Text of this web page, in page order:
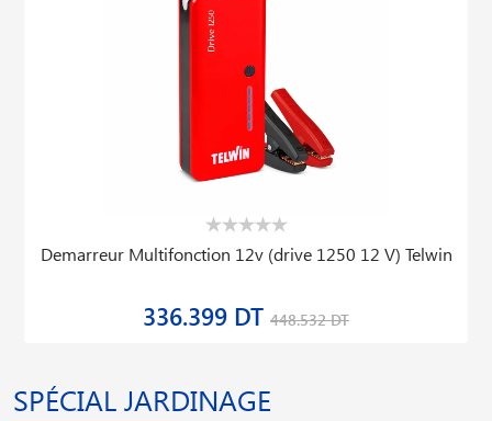
Demarreur Multifonction 12v (drive 1250 12 V) Telwin
336.399 DT 448.532 DT
SPÉCIAL JARDINAGE